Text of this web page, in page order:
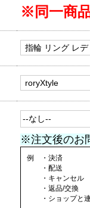
※同一商
※注文後のお
例 ・決済
・配送
・キャンセル
・返品/交換
・ショップと連